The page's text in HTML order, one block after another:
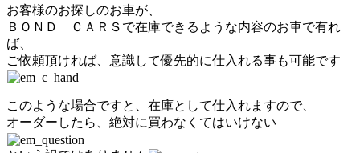
お客様のお探しのお車が、
ＢＯＮＤ ＣＡＲＳで在庫できるような内容のお車で有れ
ば、
ご依頼頂ければ、意識して優先的に仕入れる事も可能です
このような場合ですと、在庫として仕入れますので、
オーダーしたら、絶対に買わなくてはいけない